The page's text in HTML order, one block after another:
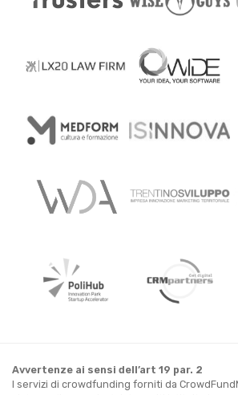
Avvertenze ai sensi dell’art 19 par. 2
I servizi di crowdfunding forniti da